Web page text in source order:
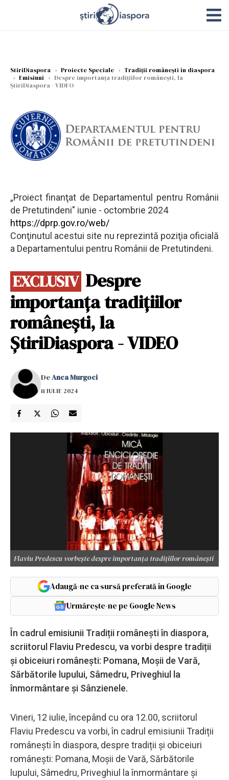
StiriDiaspora › Proiecte Speciale › Tradiții românești în diaspora
› Emisiuni › Despre importanța tradițiilor românești, la
ȘtiriDiaspora - VIDEO
„Proiect finanţat de Departamentul pentru Românii
de Pretutindeni" iunie - octombrie 2024
https://dprp.gov.ro/web/
Conţinutul acestui site nu reprezintă poziţia oficială
a Departamentului pentru Românii de Pretutindeni.
EXCLUSIV Despre
importanța tradițiilor
românești, la
ȘtiriDiaspora - VIDEO
DeAnca Murgoci
11 IULIE 2024
Flaviu Predescu vorbește despre importanța tradițiilor românești
Adaugă-ne ca sursă preferată în Google
Urmărește-ne pe Google News
În cadrul emisiunii Tradiții românești în diaspora,
scriitorul Flaviu Predescu, va vorbi despre tradiții
și obiceiuri românești: Pomana, Moșii de Vară,
Sărbătorile lupului, Sâmedru, Priveghiul la
înmormântare și Sânzienele.
Vineri, 12 iulie, începând cu ora 12.00, scriitorul
Flaviu Predescu va vorbi, în cadrul emisiunii Tradiții
românești în diaspora, despre tradiții și obiceiuri
românești: Pomana, Moșii de Vară, Sărbătorile
lupului, Sâmedru, Priveghiul la înmormântare și